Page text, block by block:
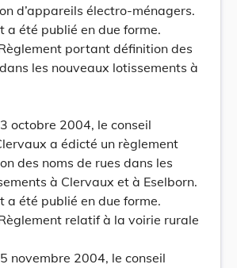
d’appareils électro-ménagers.
a été publié en due forme.
portant définition des
les nouveaux lotissements à
octobre 2004, le conseil
a édicté un règlement
des noms de rues dans les
à Clervaux et à Eselborn.
a été publié en due forme.
relatif à la voirie rurale
novembre 2004, le conseil